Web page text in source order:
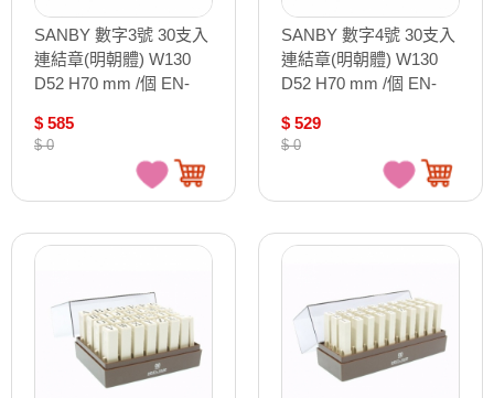
SANBY 數字3號 30支入
連結章(明朝體) W130
D52 H70 mm /個 EN-
$ 585
$ 0
SANBY 數字4號 30支入
連結章(明朝體) W130
D52 H70 mm /個 EN-
$ 529
$ 0